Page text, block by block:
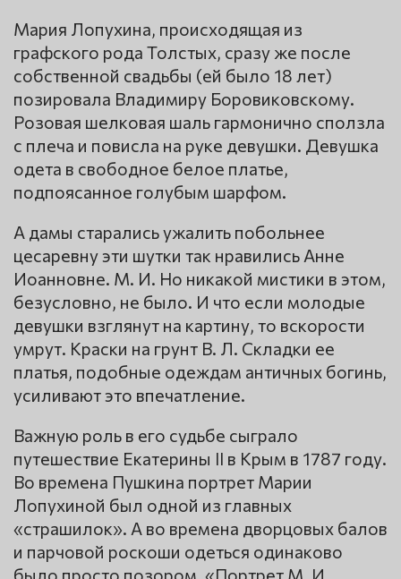
Мария Лопухина, происходящая из
графского рода Толстых, сразу же после
собственной свадьбы (ей было 18 лет)
позировала Владимиру Боровиковскому.
Розовая шелковая шаль гармонично сползла
с плеча и повисла на руке девушки. Девушка
одета в свободное белое платье,
подпоясанное голубым шарфом.
А дамы старались ужалить побольнее
цесаревну эти шутки так нравились Анне
Иоанновне. М. И. Но никакой мистики в этом,
безусловно, не было. И что если молодые
девушки взглянут на картину, то вскорости
умрут. Краски на грунт В. Л. Складки ее
платья, подобные одеждам античных богинь,
усиливают это впечатление.
Важную роль в его судьбе сыграло
путешествие Екатерины II в Крым в 1787 году.
Во времена Пушкина портрет Марии
Лопухиной был одной из главных
«страшилок». А во времена дворцовых балов
и парчовой роскоши одеться одинаково
было просто позором. «Портрет М. И.